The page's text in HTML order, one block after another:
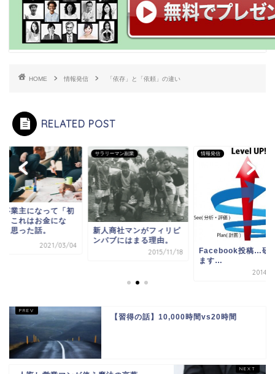
HOME 情報発信 「依存」と「依頼」の違い
RELATED POST
事業主になって「初
」これはお金にな
と思った話。
2021/03/04
サラリーマン副業
新人商社マンがフィリピ
ンパブにはまる理由。
2015/11/18
情報発信
Facebook投稿…研
ます…
2014/
【習得の話】10,000時間vs20時間